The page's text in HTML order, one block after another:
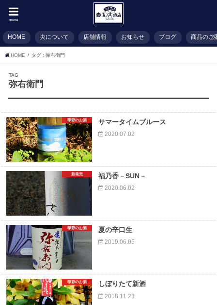
menu
HOME 央について 店舗情報 お知らせ ブログ 商品のご
HOME タグ : 弥右衛門
TAG
弥右衛門
季節のお酒 サマータイムブルース
2020.07.02
新発売 福乃香－SUN－
2020.06.02
季節のお酒 夏の辛口生
2019.06.05
季節のお酒 しぼりたて新酒
2018.11.23